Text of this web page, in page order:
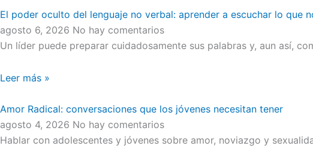
El poder oculto del lenguaje no verbal: aprender a escuchar lo que
agosto 6, 2026 No hay comentarios
Un líder puede preparar cuidadosamente sus palabras y, aun así,
Leer más »
Amor Radical: conversaciones que los jóvenes necesitan tener
agosto 4, 2026 No hay comentarios
Hablar con adolescentes y jóvenes sobre amor, noviazgo y